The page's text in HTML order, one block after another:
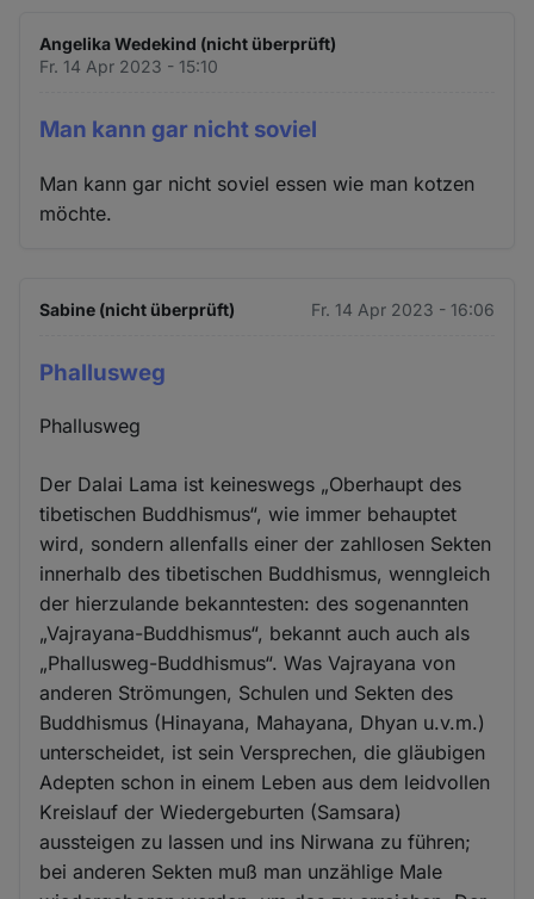
Angelika Wedekind (nicht überprüft)
Fr. 14 Apr 2023 - 15:10
Man kann gar nicht soviel
Man kann gar nicht soviel essen wie man kotzen
möchte.
Sabine (nicht überprüft) Fr. 14 Apr 2023 - 16:06
Phallusweg
Phallusweg
Der Dalai Lama ist keineswegs „Oberhaupt des
tibetischen Buddhismus“, wie immer behauptet
wird, sondern allenfalls einer der zahllosen Sekten
innerhalb des tibetischen Buddhismus, wenngleich
der hierzulande bekanntesten: des sogenannten
„Vajrayana-Buddhismus“, bekannt auch auch als
„Phallusweg-Buddhismus“. Was Vajrayana von
anderen Strömungen, Schulen und Sekten des
Buddhismus (Hinayana, Mahayana, Dhyan u.v.m.)
unterscheidet, ist sein Versprechen, die gläubigen
Adepten schon in einem Leben aus dem leidvollen
Kreislauf der Wiedergeburten (Samsara)
aussteigen zu lassen und ins Nirwana zu führen;
bei anderen Sekten muß man unzählige Male